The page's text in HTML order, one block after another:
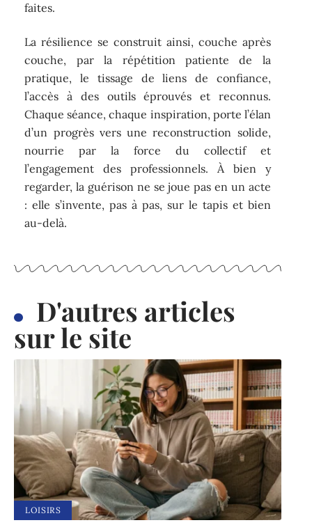
faites.
La résilience se construit ainsi, couche après
couche, par la répétition patiente de la
pratique, le tissage de liens de confiance,
l’accès à des outils éprouvés et reconnus.
Chaque séance, chaque inspiration, porte l’élan
d’un progrès vers une reconstruction solide,
nourrie par la force du collectif et
l’engagement des professionnels. À bien y
regarder, la guérison ne se joue pas en un acte
: elle s’invente, pas à pas, sur le tapis et bien
au-delà.
D'autres articles
sur le site
LOISIRS